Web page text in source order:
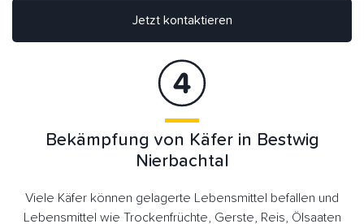
Jetzt kontaktieren
Bekämpfung von Käfer in Bestwig
Nierbachtal
Viele Käfer können gelagerte Lebensmittel befallen und
Lebensmittel wie Trockenfrüchte, Gerste, Reis, Ölsaaten